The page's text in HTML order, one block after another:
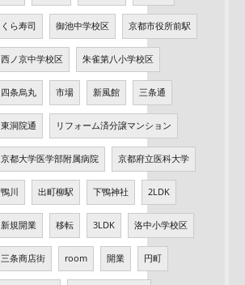
くら寿司 御池中学校区 京都市役所前駅
西ノ京中学校区 朱雀第八小学校区
四条烏丸 市場 新風館 三条通
東洞院通 リフォーム済分譲マンション
京都大学医学部附属病院 京都府立医科大学
鴨川 出町柳駅 下鴨神社 2LDK
新規開業 移転 3LDK 洛中小学校区
三条商店街 room 開業 円町